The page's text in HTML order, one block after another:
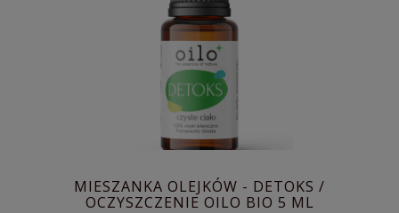
MIESZANKA OLEJKÓW - DETOKS /
OCZYSZCZENIE OILO BIO 5 ML